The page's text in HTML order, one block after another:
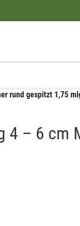
rund gespitzt 1,75
4 – 6 cm